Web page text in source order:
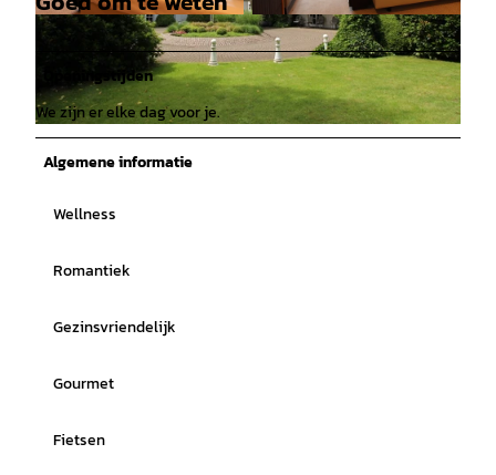
© Landhaus Wachtelhof |CC-BY © Hotel Landhaus Wachtelhof |CC-BY
Openingstijden
We zijn er elke dag voor je.
Algemene informatie
Wellness
Romantiek
Gezinsvriendelijk
Gourmet
Fietsen